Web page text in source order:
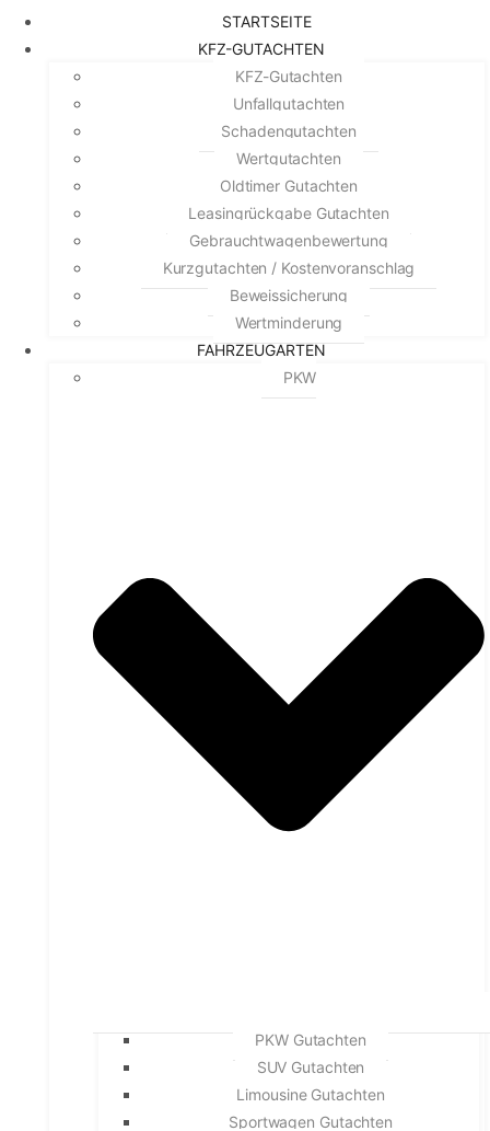
STARTSEITE
KFZ-GUTACHTEN
KFZ-Gutachten
Unfallgutachten
Schadengutachten
Wertgutachten
Oldtimer Gutachten
Leasingrückgabe Gutachten
Gebrauchtwagenbewertung
Kurzgutachten / Kostenvoranschlag
Beweissicherung
Wertminderung
FAHRZEUGARTEN
PKW
PKW Gutachten
SUV Gutachten
Limousine Gutachten
Sportwagen Gutachten